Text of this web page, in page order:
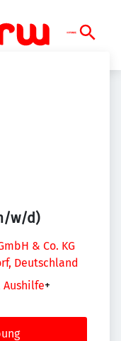
w/d)
& Co. KG
Deutschland
Aushilfe+